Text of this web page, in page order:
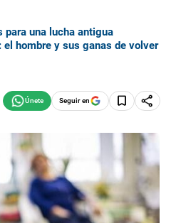
para una lucha antigua
el hombre y sus ganas de volver
Seguir en